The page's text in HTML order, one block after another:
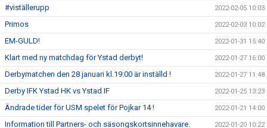
#viställerupp 2022-02-05 10:03
Primos 2022-02-03 10:02
EM-GULD! 2022-01-31 15:40
Klart med ny matchdag för Ystad derbyt! 2022-01-27 16:00
Derbymatchen den 28 januari kl.19:00 är inställd ! 2022-01-27 11:48
Derby IFK Ystad HK vs Ystad IF 2022-01-25 13:23
Ändrade tider för USM spelet för Pojkar 14 ! 2022-01-21 14:00
Information till Partners- och säsongskortsinnehavare. 2022-01-20 10:22